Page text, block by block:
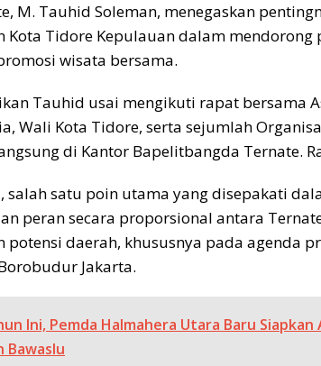
M. Tauhid Soleman, menegaskan
Kota Tidore Kepulauan dalam
wisata bersama.
Tauhid usai mengikuti rapat bersama
Wali Kota Tidore, serta sejumlah
di Kantor Bapelitbangda Ternate.
salah satu poin utama yang disepakati
peran secara proporsional antara
potensi daerah, khususnya pada agenda
Jakarta.
Ini, Pemda Halmahera Utara Baru Siapkan
Bawaslu